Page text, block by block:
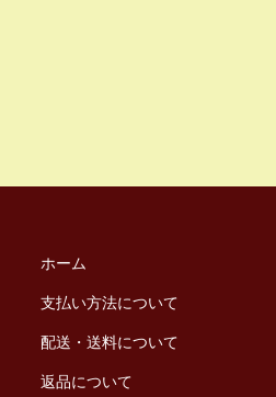
ホーム
支払い方法について
配送・送料について
返品について